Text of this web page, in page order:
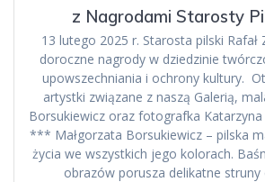
z Nagrodami Starosty
13 lutego 2025 r. Starosta pilski Rafał
doroczne nagrody w dziedzinie
upowszechniania i ochrony kultury.
artystki związane z naszą Galerią,
Borsukiewicz oraz fotografka
*** Małgorzata Borsukiewicz – pilska
życia we wszystkich jego kolorach.
obrazów porusza delikatne